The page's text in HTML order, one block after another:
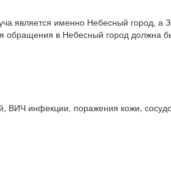
является именно Небесный город,
в Небесный город должна
ВИЧ инфекции, поражения кожи,